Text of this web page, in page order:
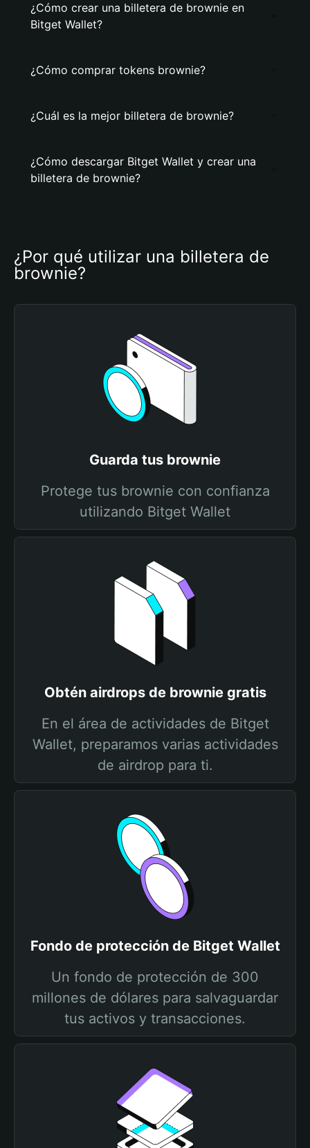
¿Cómo crear una billetera de brownie en
Bitget Wallet?
¿Cómo comprar tokens brownie?
¿Cuál es la mejor billetera de brownie?
¿Cómo descargar Bitget Wallet y crear una
billetera de brownie?
¿Por qué utilizar una billetera de
brownie?
Guarda tus brownie
Protege tus brownie con confianza
utilizando Bitget Wallet
Obtén airdrops de brownie gratis
En el área de actividades de Bitget
Wallet, preparamos varias actividades
de airdrop para ti.
Fondo de protección de Bitget Wallet
Un fondo de protección de 300
millones de dólares para salvaguardar
tus activos y transacciones.